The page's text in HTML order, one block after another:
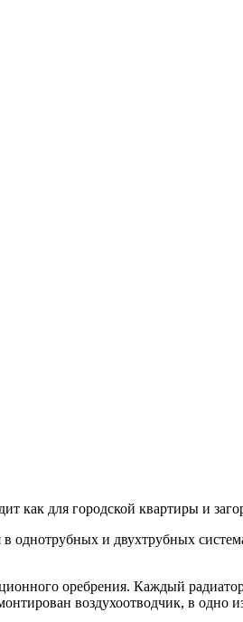
как для городской квартиры и
и двухтрубных
оребрения. Каждый
воздухоотводчик, в